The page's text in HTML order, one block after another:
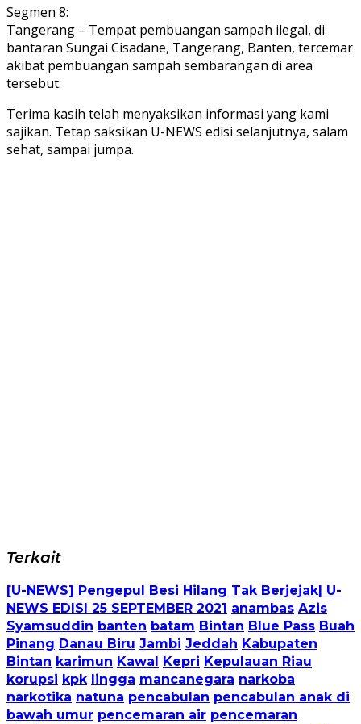
Segmen 8:
Tangerang – Tempat pembuangan sampah ilegal, di
bantaran Sungai Cisadane, Tangerang, Banten, tercemar
akibat pembuangan sampah sembarangan di area
tersebut.
Terima kasih telah menyaksikan informasi yang kami
sajikan. Tetap saksikan U-NEWS edisi selanjutnya, salam
sehat, sampai jumpa.
Terkait
[U-NEWS] Pengepul Besi Hilang Tak Berjejak| U-
NEWS EDISI 25 SEPTEMBER 2021 anambas Azis
Syamsuddin banten batam Bintan Blue Pass Buah
Pinang Danau Biru Jambi Jeddah Kabupaten
Bintan karimun Kawal Kepri Kepulauan Riau
korupsi kpk lingga mancanegara narkoba
narkotika natuna pencabulan pencabulan anak di
bawah umur pencemaran air pencemaran